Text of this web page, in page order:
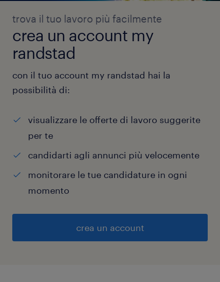
trova il tuo lavoro più facilmente
crea un account my
randstad
con il tuo account my randstad hai la
possibilità di:
visualizzare le offerte di lavoro suggerite
per te
candidarti agli annunci più velocemente
monitorare le tue candidature in ogni
momento
crea un account